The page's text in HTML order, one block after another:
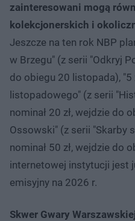
zainteresowani mogą
kolekcjonerskich i
Jeszcze na ten rok NBP
w Brzegu" (z serii "Odkryj
do obiegu 20 listopada),
listopadowego" (z serii
nominał 20 zł, wejdzie do
Ossowski" (z serii "Skarby
nominał 50 zł, wejdzie do
internetowej instytucji jest
emisyjny na 2026 r.
Skwer Gwary